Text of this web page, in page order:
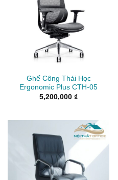
Ghế Công Thái Học
Ergonomic Plus CTH-05
5,200,000 ₫